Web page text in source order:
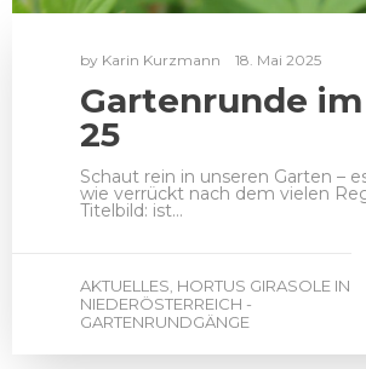
by Karin Kurzmann 18. Mai 2025
Gartenrunde im
25
Schaut rein in unseren Garten –
wie verrückt nach dem vielen
Titelbild: ist…
AKTUELLES HORTUS GIRASOLE IN
NIEDERÖSTERREICH -
GARTENRUNDGÄNGE